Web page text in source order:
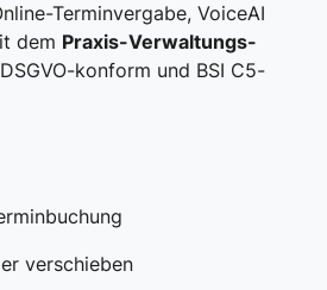
Terminvergabe, VoiceAI
dem Praxis-Verwaltungs-
konform und BSI C5-
verschieben